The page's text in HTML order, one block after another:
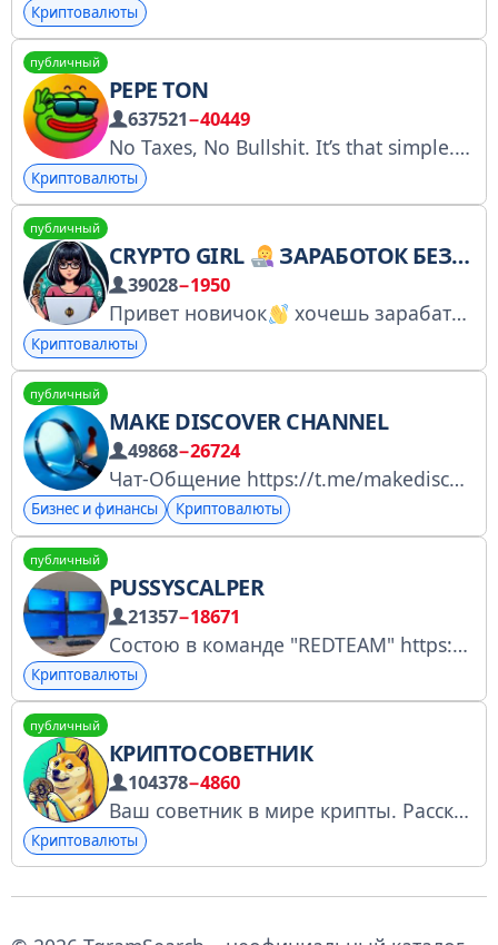
Криптовалюты
публичный
PEPE TON
637521−40449
No Taxes, No Bullshit. It’s that simple. LP tokens are burnt, and contract ownership is renounced. X: https://x.com/pepecoin_ton Farsi: https://t.me/pepetonchat_eng/26
Криптовалюты
публичный
CRYPTO GIRL ЗАРАБОТОК БЕЗ ВЛОЖЕНИЙ
39028−1950
Привет новичок хочешь зарабатывать в интернете, но ничего не понимаешь? Тогда тебе сюда
Криптовалюты
публичный
MAKE DISCOVER CHANNEL
49868−26724
Чат-Общение https://t.me/makediscover_chat
Бизнес и финансы Криптовалюты
публичный
PUSSYSCALPER
21357−18671
Состою в команде "REDTEAM" https://t.me/KingofTilt/3053 СКринер @zadr001 - модер. помощь Рефералам, юзерам софта, по набору в команду тоже к нему (от 500к
Криптовалюты
публичный
КРИПТОСОВЕТНИК
104378−4860
Ваш советник в мире крипты. Рассказываем на пальцах как зарабатывать на инвестициях в крипту. Реклама - @nakadm
Криптовалюты